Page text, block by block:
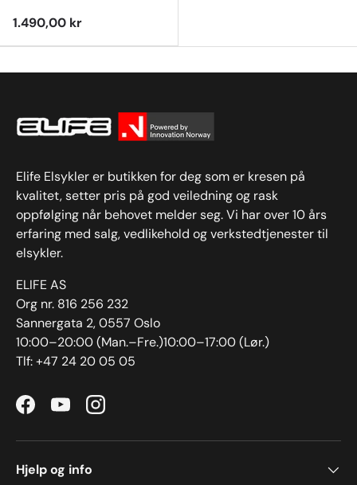
1.490,00 kr
Elife Elsykler er butikken for deg som er kresen på
kvalitet, setter pris på god veiledning og rask
oppfølging når behovet melder seg. Vi har over 10 års
erfaring med salg, vedlikehold og verkstedtjenester til
elsykler.
ELIFE AS
Org nr. 816 256 232
Sannergata 2, 0557 Oslo
10:00–20:00 (Man.–Fre.)10:00–17:00 (Lør.)
Tlf: +47 24 20 05 05
FacebookYouTubeInstagram
Hjelp og info